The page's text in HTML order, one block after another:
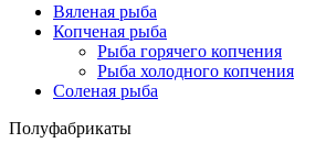
Вяленая рыба
Копченая рыба
Рыба горячего копчения
Рыба холодного копчения
Соленая рыба
Полуфабрикаты